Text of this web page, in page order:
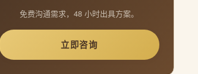
免费沟通需求，48 小时出具方案。
立即咨询